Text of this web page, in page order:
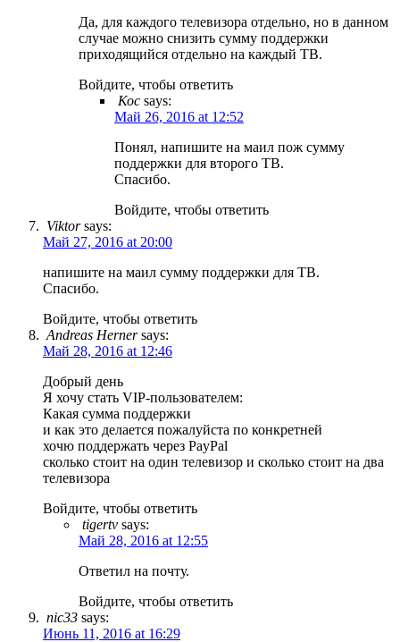
Да, для каждого телевизора отдельно, но в данном
случае можно снизить сумму поддержки
приходящийся отдельно на каждый ТВ.
Войдите, чтобы ответить
Кос says:
Май 26, 2016 at 12:52
Понял, напишите на маил пож сумму
поддержки для второго ТВ.
Спасибо.
Войдите, чтобы ответить
Viktor says:
Май 27, 2016 at 20:00
напишите на маил сумму поддержки для ТВ.
Спасибо.
Войдите, чтобы ответить
Andreas Herner says:
Май 28, 2016 at 12:46
Добрый день
Я хочу стать VIP-пользователем:
Какая сумма поддержки
и как это делается пожалуйста по конкретней
хочю поддержать через PayPal
сколько стоит на один телевизор и сколько стоит на два
телевизора
Войдите, чтобы ответить
tigertv says:
Май 28, 2016 at 12:55
Ответил на почту.
Войдите, чтобы ответить
nic33 says:
Июнь 11, 2016 at 16:29